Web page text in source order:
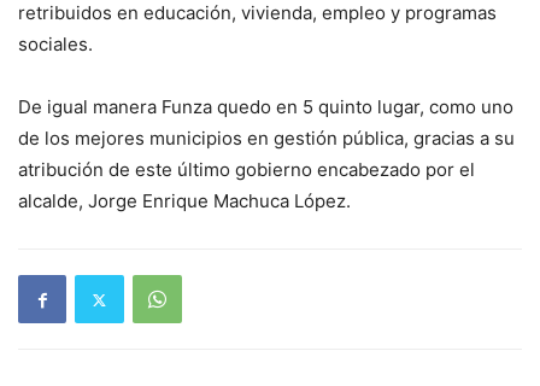
retribuidos en educación, vivienda, empleo y programas
sociales.
De igual manera Funza quedo en 5 quinto lugar, como uno
de los mejores municipios en gestión pública, gracias a su
atribución de este último gobierno encabezado por el
alcalde, Jorge Enrique Machuca López.